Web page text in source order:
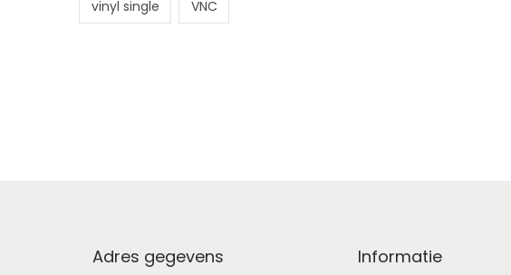
vinyl single VNC
Adres gegevens Informatie